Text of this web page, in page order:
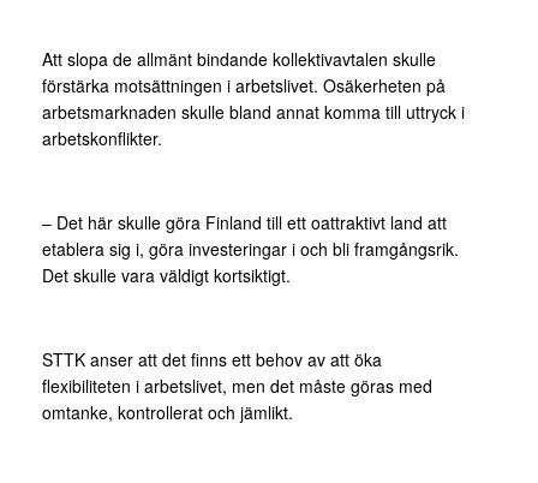
Att slopa de allmänt bindande kollektivavtalen skulle
förstärka motsättningen i arbetslivet. Osäkerheten på
arbetsmarknaden skulle bland annat komma till uttryck i
arbetskonflikter.
– Det här skulle göra Finland till ett oattraktivt land att
etablera sig i, göra investeringar i och bli framgångsrik.
Det skulle vara väldigt kortsiktigt.
STTK anser att det finns ett behov av att öka
flexibiliteten i arbetslivet, men det måste göras med
omtanke, kontrollerat och jämlikt.